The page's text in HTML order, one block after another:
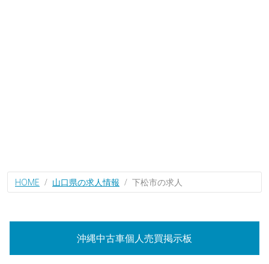
HOME 山口県の求人情報 下松市の求人
沖縄中古車個人売買掲示板